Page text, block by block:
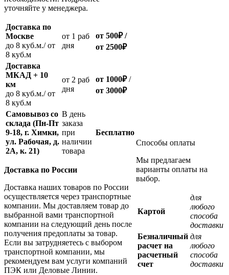
уточняйте у менеджера.
Доставка по
Москве
до 8 куб.м./ от
8 куб.м
oт 1 раб
дня
от 500₽/
от 2500₽
Доставка
МКАД + 10
км
до 8 куб.м./ от
8 куб.м
oт 2 раб
дня
от 1000₽/
от 3000₽
Самовывоз со
склада (Пн-Пт
9-18, г. Химки,
ул. Рабочая, д.
2А, к. 21)
В день
заказа
при
наличии
товара
Бесплатно
Доставка по России
Доставка наших товаров по России
осуществляется через транспортные
компании. Мы доставляем товар до
выбранной вами транспортной
компании на следующий день после
получения предоплаты за товар.
Если вы затрудняетесь с выбором
транспортной компании, мы
рекомендуем вам услуги компаний
ПЭК или Деловые Линии.
Способы оплаты
Мы предлагаем
варианты оплаты на
выбор.
Картой
для
любого
способа
доставки
Безналичный
расчет на
расчетный
счет
для
любого
способа
доставки